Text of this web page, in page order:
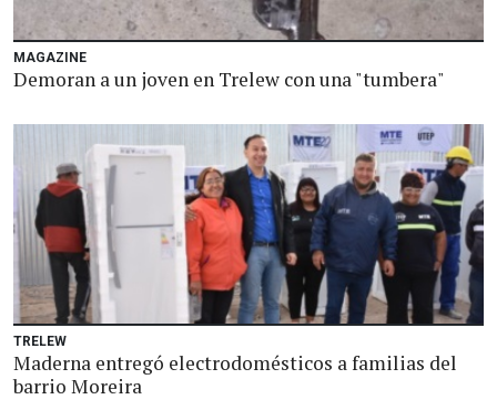
MAGAZINE
Demoran a un joven en Trelew con una "tumbera"
TRELEW
Maderna entregó electrodomésticos a familias del
barrio Moreira